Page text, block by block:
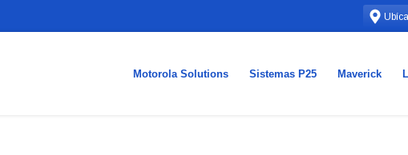
Motorola Solutions Sistemas P25 Maverick